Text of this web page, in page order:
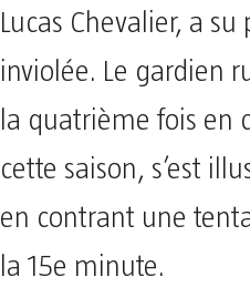
Lucas Chevalier, a su
inviolée. Le gardien
la quatrième fois en
cette saison, s’est
en contrant une
la 15e minute.